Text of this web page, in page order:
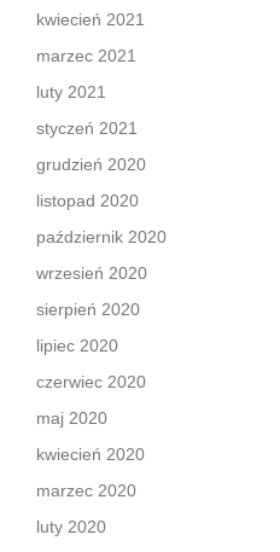
kwiecień 2021
marzec 2021
luty 2021
styczeń 2021
grudzień 2020
listopad 2020
październik 2020
wrzesień 2020
sierpień 2020
lipiec 2020
czerwiec 2020
maj 2020
kwiecień 2020
marzec 2020
luty 2020